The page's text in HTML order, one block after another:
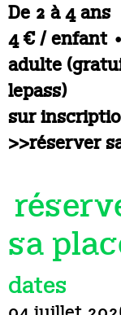
De 2 à 4 ans
4 € / enfant
adulte
lepass)
sur
>>réserver
sa
dates